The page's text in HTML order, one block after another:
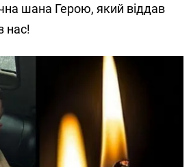
шана Герою, який віддав
нас!